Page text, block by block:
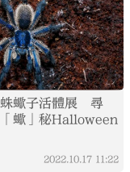
蠍子活體展 尋
「蠍」秘Halloween
2022.10.17 11:22